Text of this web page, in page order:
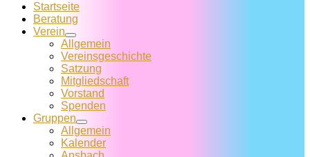
Startseite
Beratung
Verein
Allgemein
Vereins­geschichte
Satzung
Mitglied­schaft
Vorstand
Spenden
Gruppen
Allgemein
Kalender